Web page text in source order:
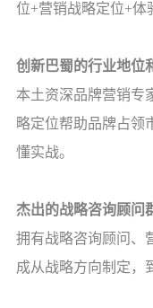
位+营销战略定位+体
创新巴蜀的行业地位
本土资深品牌营销专
略定位帮助品牌占领
懂实战。
杰出的战略咨询顾问
拥有战略咨询顾问、
成从战略方向制定，